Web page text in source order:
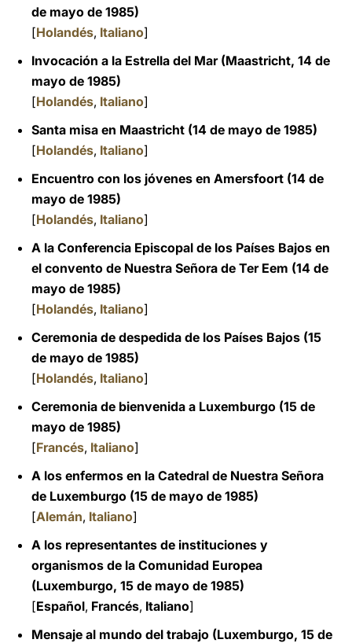
de mayo de 1985)
[Holandés, Italiano]
Invocación a la Estrella del Mar (Maastricht, 14 de
mayo de 1985)
[Holandés, Italiano]
Santa misa en Maastricht (14 de mayo de 1985)
[Holandés, Italiano]
Encuentro con los jóvenes en Amersfoort (14 de
mayo de 1985)
[Holandés, Italiano]
A la Conferencia Episcopal de los Países Bajos en
el convento de Nuestra Señora de Ter Eem (14 de
mayo de 1985)
[Holandés, Italiano]
Ceremonia de despedida de los Países Bajos (15
de mayo de 1985)
[Holandés, Italiano]
Ceremonia de bienvenida a Luxemburgo (15 de
mayo de 1985)
[Francés, Italiano]
A los enfermos en la Catedral de Nuestra Señora
de Luxemburgo (15 de mayo de 1985)
[Alemán, Italiano]
A los representantes de instituciones y
organismos de la Comunidad Europea
(Luxemburgo, 15 de mayo de 1985)
[Español, Francés, Italiano]
Mensaje al mundo del trabajo (Luxemburgo, 15 de